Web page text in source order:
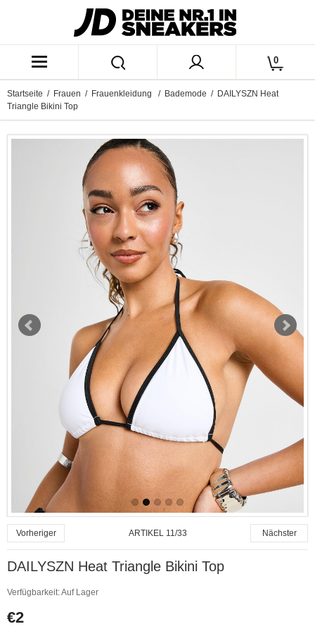
0
Startseite / Frauen / Frauenkleidung / Bademode / DAILYSZN Heat
Triangle Bikini Top
Vorheriger ARTIKEL 11/33 Nächster
DAILYSZN Heat Triangle Bikini Top
Verfügbarkeit:Auf Lager
€2